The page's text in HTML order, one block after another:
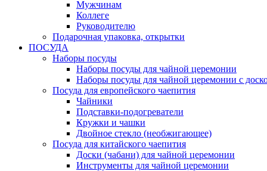
Мужчинам
Коллеге
Руководителю
Подарочная упаковка, открытки
ПОСУДА
Наборы посуды
Наборы посуды для чайной церемонии
Наборы посуды для чайной церемонии с
Посуда для европейского чаепития
Чайники
Подставки-подогреватели
Кружки и чашки
Двойное стекло (необжигающее)
Посуда для китайского чаепития
Доски (чабани) для чайной церемонии
Инструменты для чайной церемонии